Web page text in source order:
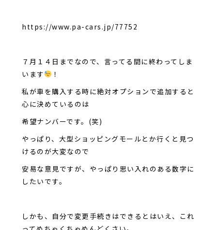
https://www.pa-cars.jp/77752
７月１４日までなので、言ってる間に終わってしま
います
！
私が車を購入する時に絶対オプションで追加すると
心に決めているのは
希望ナンバーです。(笑)
やっぱり、大型ショッピングモールとか行くと見つ
けるのが大変なので
安易な意見ですが、やっぱり思い入れのある数字に
したいです。
しかも、自分で変更手続きはできるとはいえ、これ